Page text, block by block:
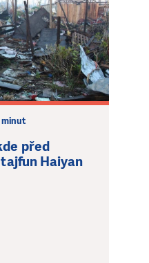
minut
před
Haiyan